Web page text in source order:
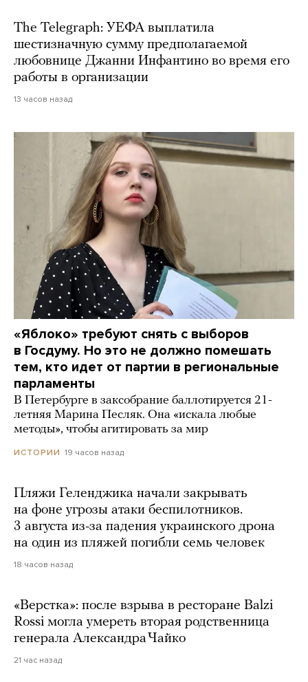
The Telegraph: УЕФА выплатила
шестизначную сумму предполагаемой
любовнице Джанни Инфантино во время его
работы в организации
13 часов назад
«Яблоко» требуют снять с выборов
в Госдуму. Но это не должно помешать
тем, кто идет от партии в региональные
парламенты
В Петербурге в заксобрание баллотируется 21-
летняя Марина Песляк. Она «искала любые
методы», чтобы агитировать за мир
ИСТОРИИ 19 часов назад
Пляжи Геленджика начали закрывать
на фоне угрозы атаки беспилотников.
3 августа из-за падения украинского дрона
на один из пляжей погибли семь человек
18 часов назад
«Верстка»: после взрыва в ресторане Balzi
Rossi могла умереть вторая родственница
генерала Александра Чайко
21 час назад